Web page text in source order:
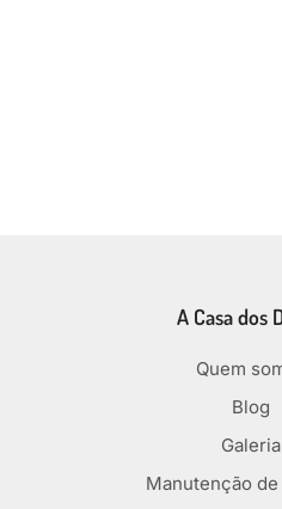
A Casa dos
Quem
Blog
Galeria
Manutenção